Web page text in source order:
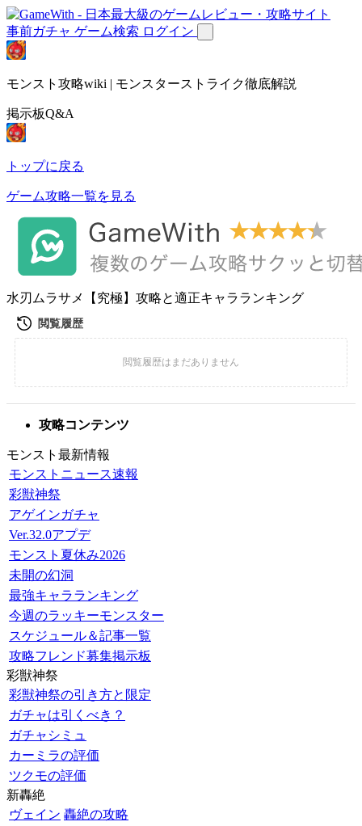
事前ガチャ ゲーム検索 ログイン
モンスト攻略wiki | モンスターストライク徹底解説
掲示板Q&A
トップに戻る
ゲーム攻略一覧を見る
水刃ムラサメ【究極】攻略と適正キャラランキング
攻略コンテンツ
モンスト最新情報
モンストニュース速報
彩獣神祭
アゲインガチャ
Ver.32.0アプデ
モンスト夏休み2026
未開の幻洞
最強キャラランキング
今週のラッキーモンスター
スケジュール＆記事一覧
攻略フレンド募集掲示板
彩獣神祭
彩獣神祭の引き方と限定
ガチャは引くべき？
ガチャシミュ
カーミラの評価
ツクモの評価
新轟絶
ヴェイン 轟絶の攻略